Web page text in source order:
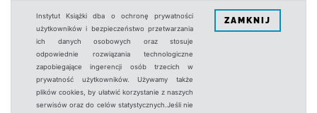
Instytut Książki dba o ochronę prywatności
użytkowników i bezpieczeństwo przetwarzania
ich danych osobowych oraz stosuje
odpowiednie rozwiązania technologiczne
zapobiegające ingerencji osób trzecich w
prywatność użytkowników. Używamy także
plików cookies, by ułatwić korzystanie z naszych
serwisów oraz do celów statystycznych.Jeśli nie
ZAMKNIJ